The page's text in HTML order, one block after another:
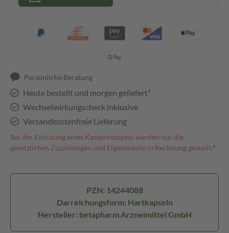
Persönliche Beratung
Heute bestellt und morgen geliefert³
Wechselwirkungscheck inklusive
Versandkostenfreie Lieferung
Bei der Einlösung eines Kassenrezeptes werden nur die
gesetzlichen Zuzahlungen und Eigenanteile in Rechnung gestellt.⁴
PZN: 14244088
Darreichungsform: Hartkapseln
Hersteller: betapharm Arzneimittel GmbH